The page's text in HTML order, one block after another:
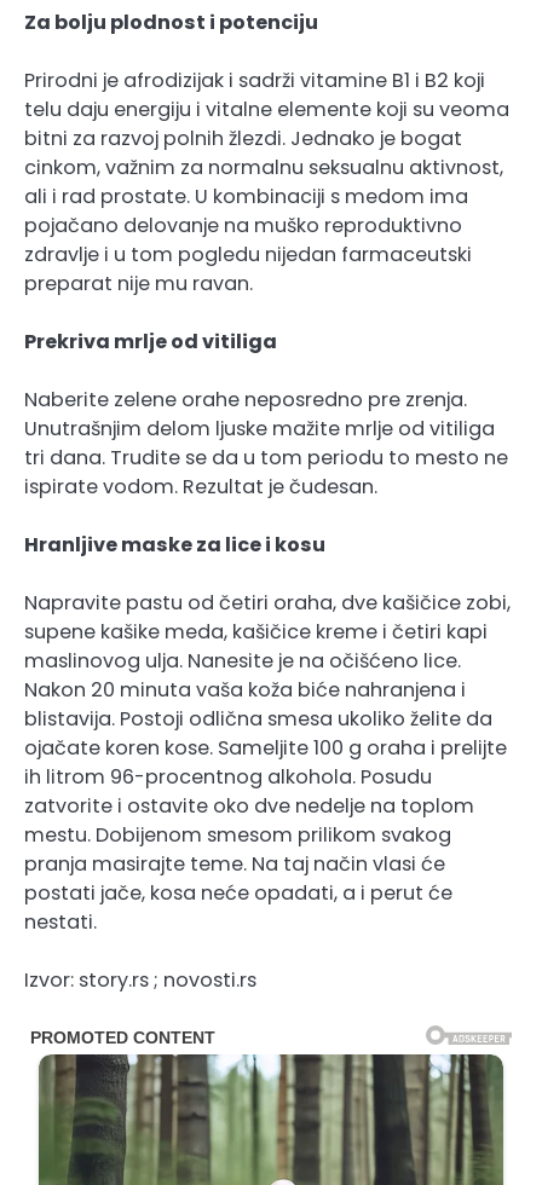
Za bolju plodnost i potenciju
Prirodni je afrodizijak i sadrži vitamine B1 i B2 koji
telu daju energiju i vitalne elemente koji su veoma
bitni za razvoj polnih žlezdi. Jednako je bogat
cinkom, važnim za normalnu seksualnu aktivnost,
ali i rad prostate. U kombinaciji s medom ima
pojačano delovanje na muško reproduktivno
zdravlje i u tom pogledu nijedan farmaceutski
preparat nije mu ravan.
Prekriva mrlje od vitiliga
Naberite zelene orahe neposredno pre zrenja.
Unutrašnjim delom ljuske mažite mrlje od vitiliga
tri dana. Trudite se da u tom periodu to mesto ne
ispirate vodom. Rezultat je čudesan.
Hranljive maske za lice i kosu
Napravite pastu od četiri oraha, dve kašičice zobi,
supene kašike meda, kašičice kreme i četiri kapi
maslinovog ulja. Nanesite je na očišćeno lice.
Nakon 20 minuta vaša koža biće nahranjena i
blistavija. Postoji odlična smesa ukoliko želite da
ojačate koren kose. Sameljite 100 g oraha i prelijte
ih litrom 96-procentnog alkohola. Posudu
zatvorite i ostavite oko dve nedelje na toplom
mestu. Dobijenom smesom prilikom svakog
pranja masirajte teme. Na taj način vlasi će
postati jače, kosa neće opadati, a i perut će
nestati.
Izvor: story.rs ; novosti.rs